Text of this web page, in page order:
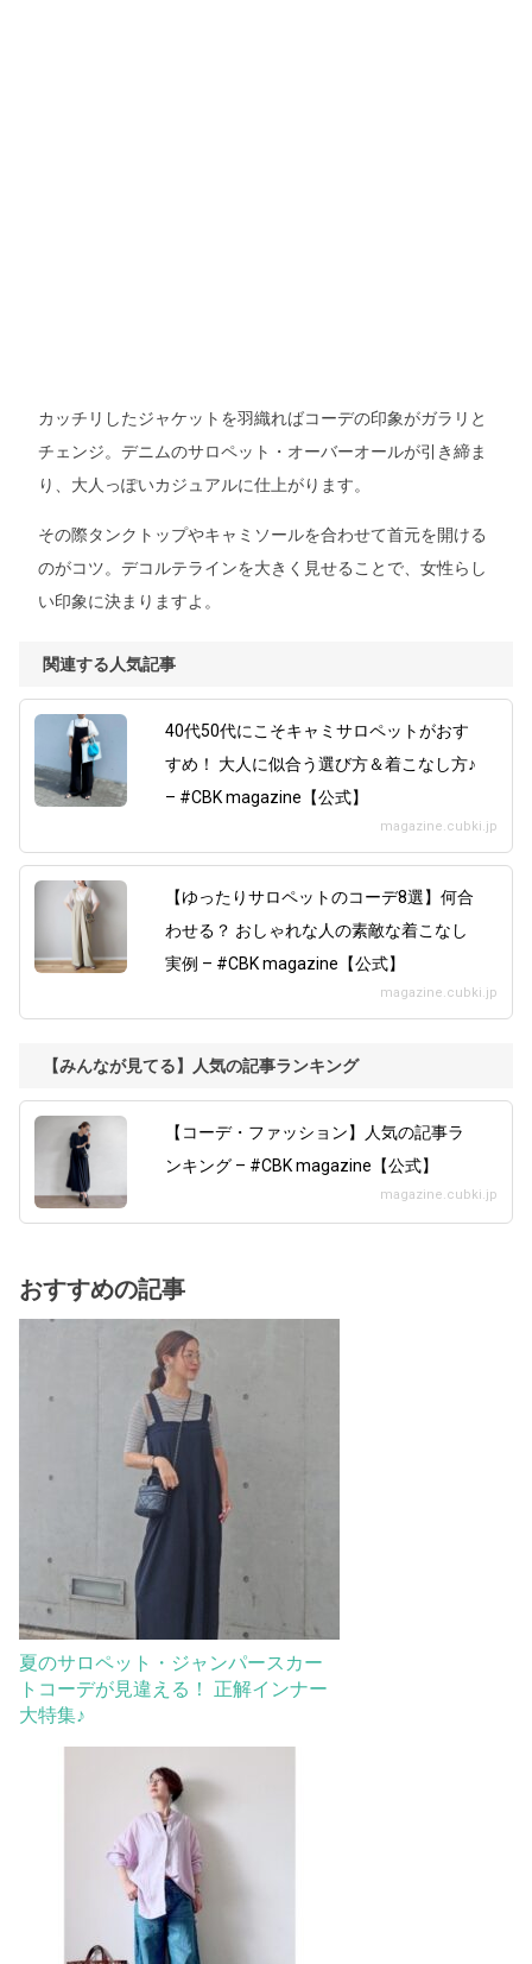
カッチリしたジャケットを羽織ればコーデの印象がガラリと
チェンジ。デニムのサロペット・オーバーオールが引き締ま
り、大人っぽいカジュアルに仕上がります。
その際タンクトップやキャミソールを合わせて首元を開ける
のがコツ。デコルテラインを大きく見せることで、女性らし
い印象に決まりますよ。
関連する人気記事
40代50代にこそキャミサロペットがおす
すめ！ 大人に似合う選び方＆着こなし方♪
– #CBK magazine【公式】
magazine.cubki.jp
【ゆったりサロペットのコーデ8選】何合
わせる？ おしゃれな人の素敵な着こなし
実例 – #CBK magazine【公式】
magazine.cubki.jp
【みんなが見てる】人気の記事ランキング
【コーデ・ファッション】人気の記事ラ
ンキング – #CBK magazine【公式】
magazine.cubki.jp
おすすめの記事
夏のサロペット・ジャンパースカー
トコーデが見違える！ 正解インナー
大特集♪